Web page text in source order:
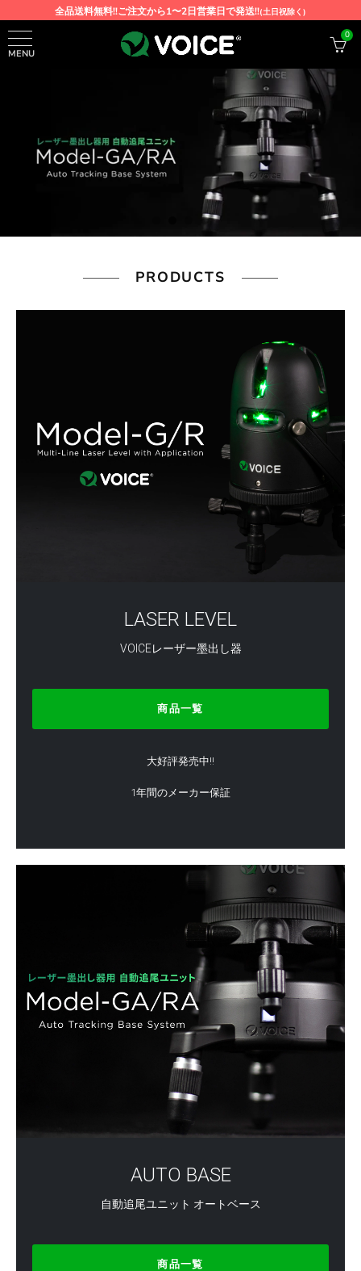
戻る
特定商取引に関する表記
全品送料無料!!ご注文から1〜2日営業日で発送!!(土日祝除く)
MENU
0
PRODUCTS
LASER LEVEL
VOICEレーザー墨出し器
商品一覧
大好評発売中!!
1年間のメーカー保証
AUTO BASE
自動追尾ユニット オートベース
商品一覧